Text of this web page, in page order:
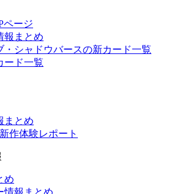
ページ
報まとめ
・シャドウバースの新カード一覧
ード一覧
まとめ
作体験レポート
め
情報まとめ